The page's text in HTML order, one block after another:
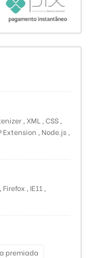
, XML , CSS ,
Extension , Node.js ,
, IE11 ,
premiada